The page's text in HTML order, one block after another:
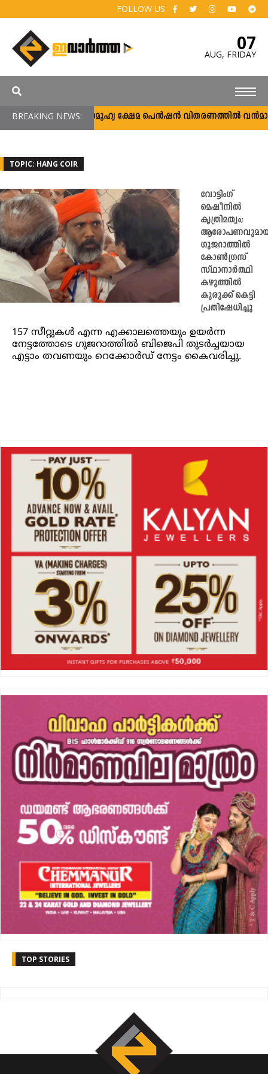
FOLLOW US:
07
AUG, FRIDAY
BREAKING NEWS:സാമൂഹ്യ ക്ഷേമ പെൻഷൻ വിതരണത്തിൽ
TOPIC: HANG COIR
വോട്ടിംഗ്
മെഷീനിൽ
കൃത്രിമത്വം;
ഗുജറാത്തിൽ
കോൺഗ്രസ്
സ്ഥാനാർത്ഥി
കഴുത്തിൽ
കുരുക്ക് കെട്ടി
പ്രതിഷേധിച്ചു
157 സീറ്റുകൾ എന്ന എക്കാലത്തെയും ഉയർന്ന
നേട്ടത്തോടെ ഗുജറാത്തിൽ ബിജെപി തുടർച്ചയായ
എട്ടാം തവണയും റെക്കോർഡ് നേട്ടം കൈവരിച്ചു.
TOP STORIES